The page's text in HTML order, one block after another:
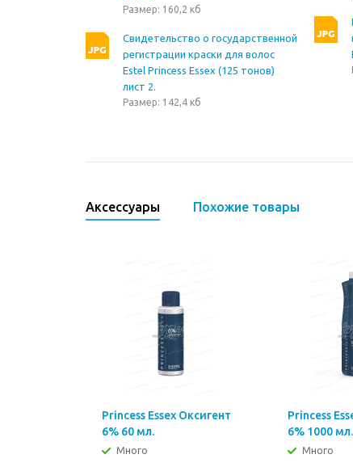
Размер: 160,2 кб
Свидетельство о государственной
регистрации краски для волос
Estel Princess Essex (125 тонов)
лист 2.
Размер: 142,4 кб
Аксессуары Похожие товары
Princess Essex Оксигент
6% 60 мл.
Много
Princess
6% 1000 мл.
Много